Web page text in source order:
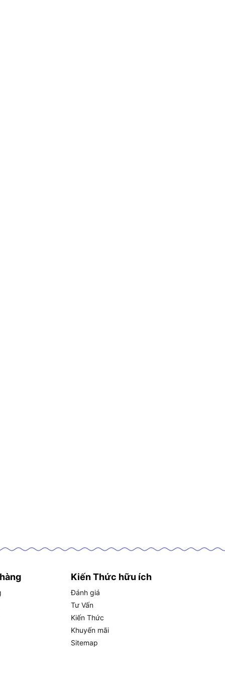
Kiến Thức hữu ích
Đánh giá
Tư Vấn
Kiến Thức
Khuyến mãi
Sitemap